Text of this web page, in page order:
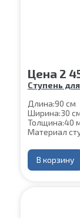
Цена 2
Ступень
Длина:90 см
Ширина:30
Толщина:40
Материал
В корзину